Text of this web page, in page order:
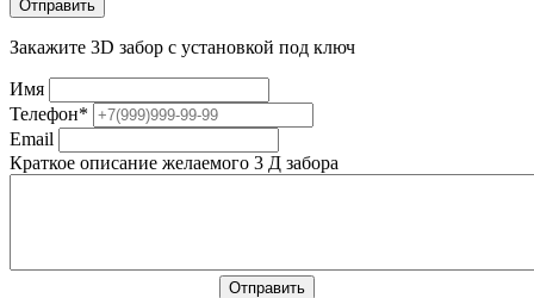
Закажите 3D забор с установкой под ключ
Имя
Телефон*
Email
Краткое описание желаемого 3 Д забора